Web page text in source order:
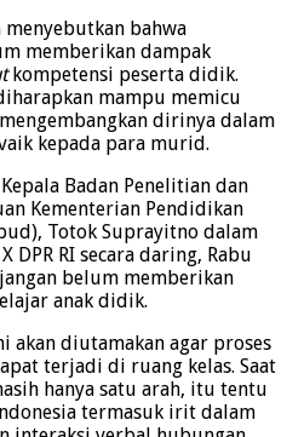
menyebutkan bahwa
memberikan dampak
kompetensi peserta didik.
mampu memicu
dirinya dalam
kepada para murid.
Badan Penelitian dan
Kementerian Pendidikan
Totok Suprayitno dalam
DPR RI secara daring, Rabu
belum memberikan
anak didik.
akan diutamakan agar proses
terjadi di ruang kelas. Saat
hanya satu arah, itu tentu
termasuk irit dalam